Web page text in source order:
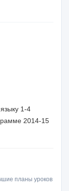
1-4
2014-15
планы уроков